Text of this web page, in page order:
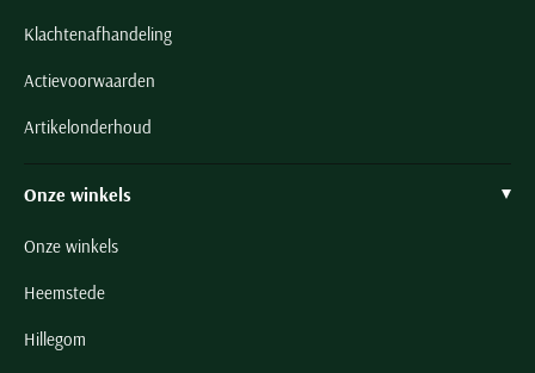
Klachtenafhandeling
Actievoorwaarden
Artikelonderhoud
Onze winkels
Onze winkels
Heemstede
Hillegom